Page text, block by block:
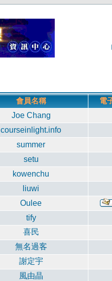
會員名稱
電
Joe Chang
courseinlight.info
summer
setu
kowenchu
liuwi
Oulee
tify
喜民
無名過客
謝定宇
風由晶